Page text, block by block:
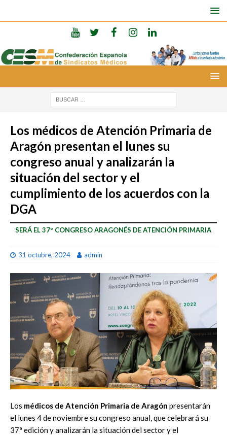
Los médicos de Atención Primaria de
Aragón presentan el lunes su
congreso anual y analizarán la
situación del sector y el
cumplimiento de los acuerdos con la
DGA
SERÁ EL 37º CONGRESO ARAGONÉS DE ATENCIÓN PRIMARIA
31 octubre, 2024 admin
Los médicos de Atención Primaria de Aragón presentarán
el lunes 4 de noviembre su congreso anual, que celebrará su
37ª edición y analizarán la situación del sector y el